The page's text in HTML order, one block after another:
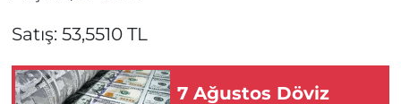
Satış: 53,5510 TL
7 Ağustos Döviz